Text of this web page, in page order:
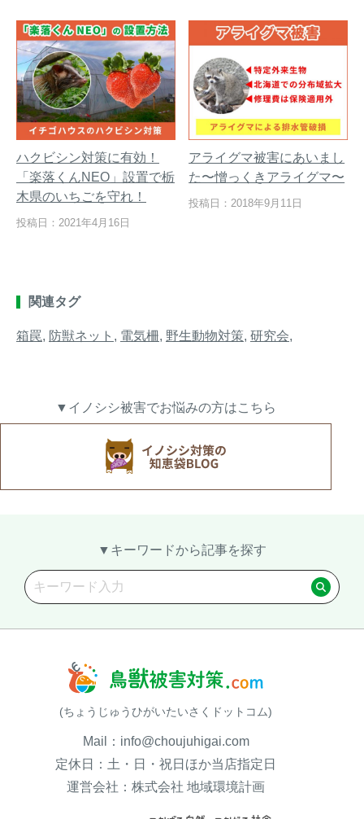
ハクビシン対策に有効！
「楽落くんNEO」設置で栃
木県のいちごを守れ！
投稿日：2021年4月16日
アライグマ被害にあいまし
た〜憎っくきアライグマ〜
投稿日：2018年9月11日
関連タグ
箱罠, 防獣ネット , 電気柵, 野生動物対策, 研究会,
▼イノシシ被害でお悩みの方はこちら
▼キーワードから記事を探す
(ちょうじゅうひがいたいさくドットコム)
Mail：info@choujuhigai.com
定休日：土・日・祝日ほか当店指定日
運営会社：株式会社 地域環境計画